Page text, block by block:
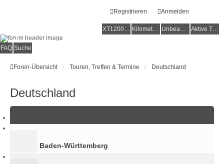
Anmelden
Registrieren
XT1200Z-Wiki Kilometerstatistik Unbeantwortete Themen Aktive Themen
Alles rund um die Yamaha XT1200Z Super Ténéré
FAQ Suche
Foren-Übersicht Touren, Treffen & Termine Deutschland
Deutschland
Baden-Württemberg